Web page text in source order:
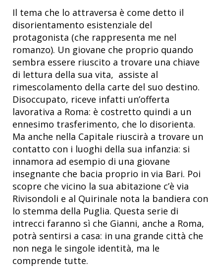
Il tema che lo attraversa è come detto il
disorientamento esistenziale del
protagonista (che rappresenta me nel
romanzo). Un giovane che proprio quando
sembra essere riuscito a trovare una chiave
di lettura della sua vita, assiste al
rimescolamento della carte del suo destino.
Disoccupato, riceve infatti un’offerta
lavorativa a Roma: è costretto quindi a un
ennesimo trasferimento, che lo disorienta.
Ma anche nella Capitale riuscirà a trovare un
contatto con i luoghi della sua infanzia: si
innamora ad esempio di una giovane
insegnante che bacia proprio in via Bari. Poi
scopre che vicino la sua abitazione c’è via
Rivisondoli e al Quirinale nota la bandiera con
lo stemma della Puglia. Questa serie di
intrecci faranno sì che Gianni, anche a Roma,
potrà sentirsi a casa: in una grande città che
non nega le singole identità, ma le
comprende tutte.